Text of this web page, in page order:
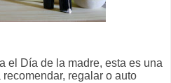
el Día de la madre, esta es una
regalar o auto